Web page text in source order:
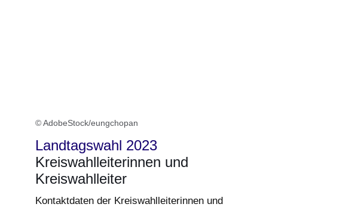
© AdobeStock/eungchopan
Landtagswahl 2023
Kreiswahlleiterinnen und
Kreiswahlleiter
Kontaktdaten der Kreiswahlleiterinnen und